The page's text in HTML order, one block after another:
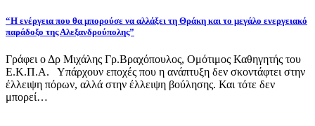
“Η ενέργεια που θα μπορούσε να αλλάξει τη Θράκη και το μεγάλο ενεργειακό
παράδοξο της Αλεξανδρούπολης”
Γράφει ο Δρ Μιχάλης Γρ.Βραχόπουλος, Ομότιμος Καθηγητής του
Ε.Κ.Π.Α. Υπάρχουν εποχές που η ανάπτυξη δεν σκοντάφτει στην
έλλειψη πόρων, αλλά στην έλλειψη βούλησης. Και τότε δεν
μπορεί…